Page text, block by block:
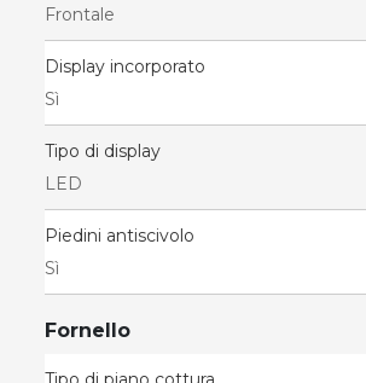
Frontale
Display incorporato
Sì
Tipo di display
LED
Piedini antiscivolo
Sì
Fornello